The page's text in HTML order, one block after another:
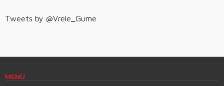
Tweets by @Vrele_Gume
MENU